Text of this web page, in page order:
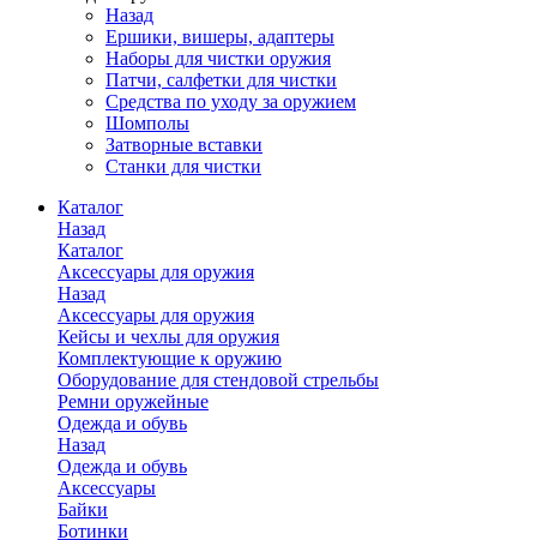
Назад
Ершики, вишеры, адаптеры
Наборы для чистки оружия
Патчи, салфетки для чистки
Средства по уходу за оружием
Шомполы
Затворные вставки
Станки для чистки
Каталог
Назад
Каталог
Аксессуары для оружия
Назад
Аксессуары для оружия
Кейсы и чехлы для оружия
Комплектующие к оружию
Оборудование для стендовой стрельбы
Ремни оружейные
Одежда и обувь
Назад
Одежда и обувь
Аксессуары
Байки
Ботинки